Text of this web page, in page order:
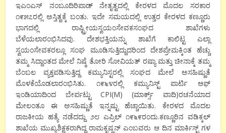
ಇಎಂಎಸ್ ನಂಬೂದಿರಿಪಾಡ್ ನೇತೃತ್ವದಲ್ಲಿ ಕೇರಳದ ಮೊದಲ ಸರಕಾರ
೧೯೫೭ರಲ್ಲಿ ಅಸ್ತಿತ್ವಕ್ಕೆ ಬಂತು. ಇದೇ ಸಮಯದಲ್ಲಿ ಉತ್ತರ ಕೇರಳದ ಕಣ್ಣೂರು
ಭಾಗದಲ್ಲಿ ರಾಷ್ಟ್ರೀಯಸ್ವಯಂಸೇವಕಸಂಘದ ಶಾಖೆಗಳು
ಬೆಳೆಯಲಾರಂಭಿಸಿದವು. ದೇಶಭಕ್ತಿಯನ್ನು ಶಾಖೆಗೆ ಕಾಲಿಟ್ಟ ಎಲ್ಲಾ
ಸ್ವಯಂಸೇವಕರಲ್ಲೂ ಸಂಘ ಮೂಡಿಸುತ್ತಿದ್ದುದರಿಂದ ದೇಶಪ್ರೇಮಕ್ಕಿಂತ ಹೆಚ್ಚು
ತಮ್ಮ ಸಿದ್ದಾಂತದ ಮೇಲೆ ನಿ‍ಷ್ಠೆ ತೋರಿ ಸೋವಿಯತ್ ರಷ್ಯಾ ಮತ್ತು ಚೀನಾಕ್ಕೆ ತಮ್ಮ
ಬೆಂಬಲ ವ್ಯಕ್ತಪಡಿಸುತ್ತಿದ್ದ ಕಮ್ಯುನಿಸ್ಟರಲ್ಲಿ ಸಂಘದ ಮೇಲೆ ಅಸಹಿಷ್ಣುತೆ
ಮೊಳಕೆಯೊಡಲಾರಂಭಿಸಿತು. ೧೯೬೪ರಲ್ಲಿ ಕಮ್ಯುನಿಸ್ಟ್ ಪಾರ್ಟಿ ಆಫ್
ಇಂಡಿಯಾದಿಂದ ಬೇರ್ಪಟ್ಟು CPI(M) (ಮಾರ್ಕ್ಸ್ ವಾದಿ)ರಚನೆಯಾದ
ಮೇಲಂತೂ ಈ ಅಸಹಿಷ್ಣುತೆ ಇನ್ನಷ್ಟು ಹೆಚ್ಚಾಯಿತು. ಕೇರಳದ ಮೊದಲ
ರಾಜಕೀಯ ಹತ್ಯೆ ನಡೆದದ್ದು ೨೮ ಎಪ್ರಿಲ್ ೧೯೬೯ರಂದು.ಕಣ್ಣೂರಿನ ವಡಿಕ್ಕಲ್
ಶಾಖೆಯ ಮುಖ್ಯಶಿಕ್ಷಕರಾಗಿದ್ದ ರಾಮಕೃಷ್ಣನ್ ಎಂಬವರು ಆ ದಿನ ಮಾರ್ಕಿಸ್ಟ್ ಗಳ